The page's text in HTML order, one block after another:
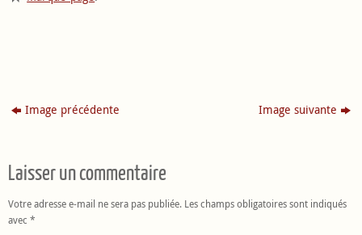
Image précédente Image suivante
Laisser un commentaire
Votre adresse e-mail ne sera pas publiée. Les champs obligatoires sont indiqués
avec *